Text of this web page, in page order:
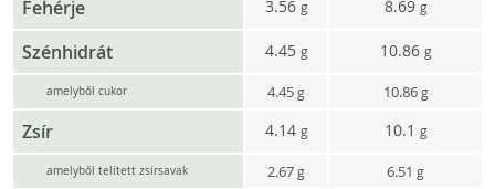
Fehérje 3.56 g 8.69 g
Szénhidrát 4.45 g 10.86 g
amelyből cukor 4.45g 10.86 g
Zsír 4.14 g 10.1 g
amelyből telített zsírsavak 2.67g 6.51 g